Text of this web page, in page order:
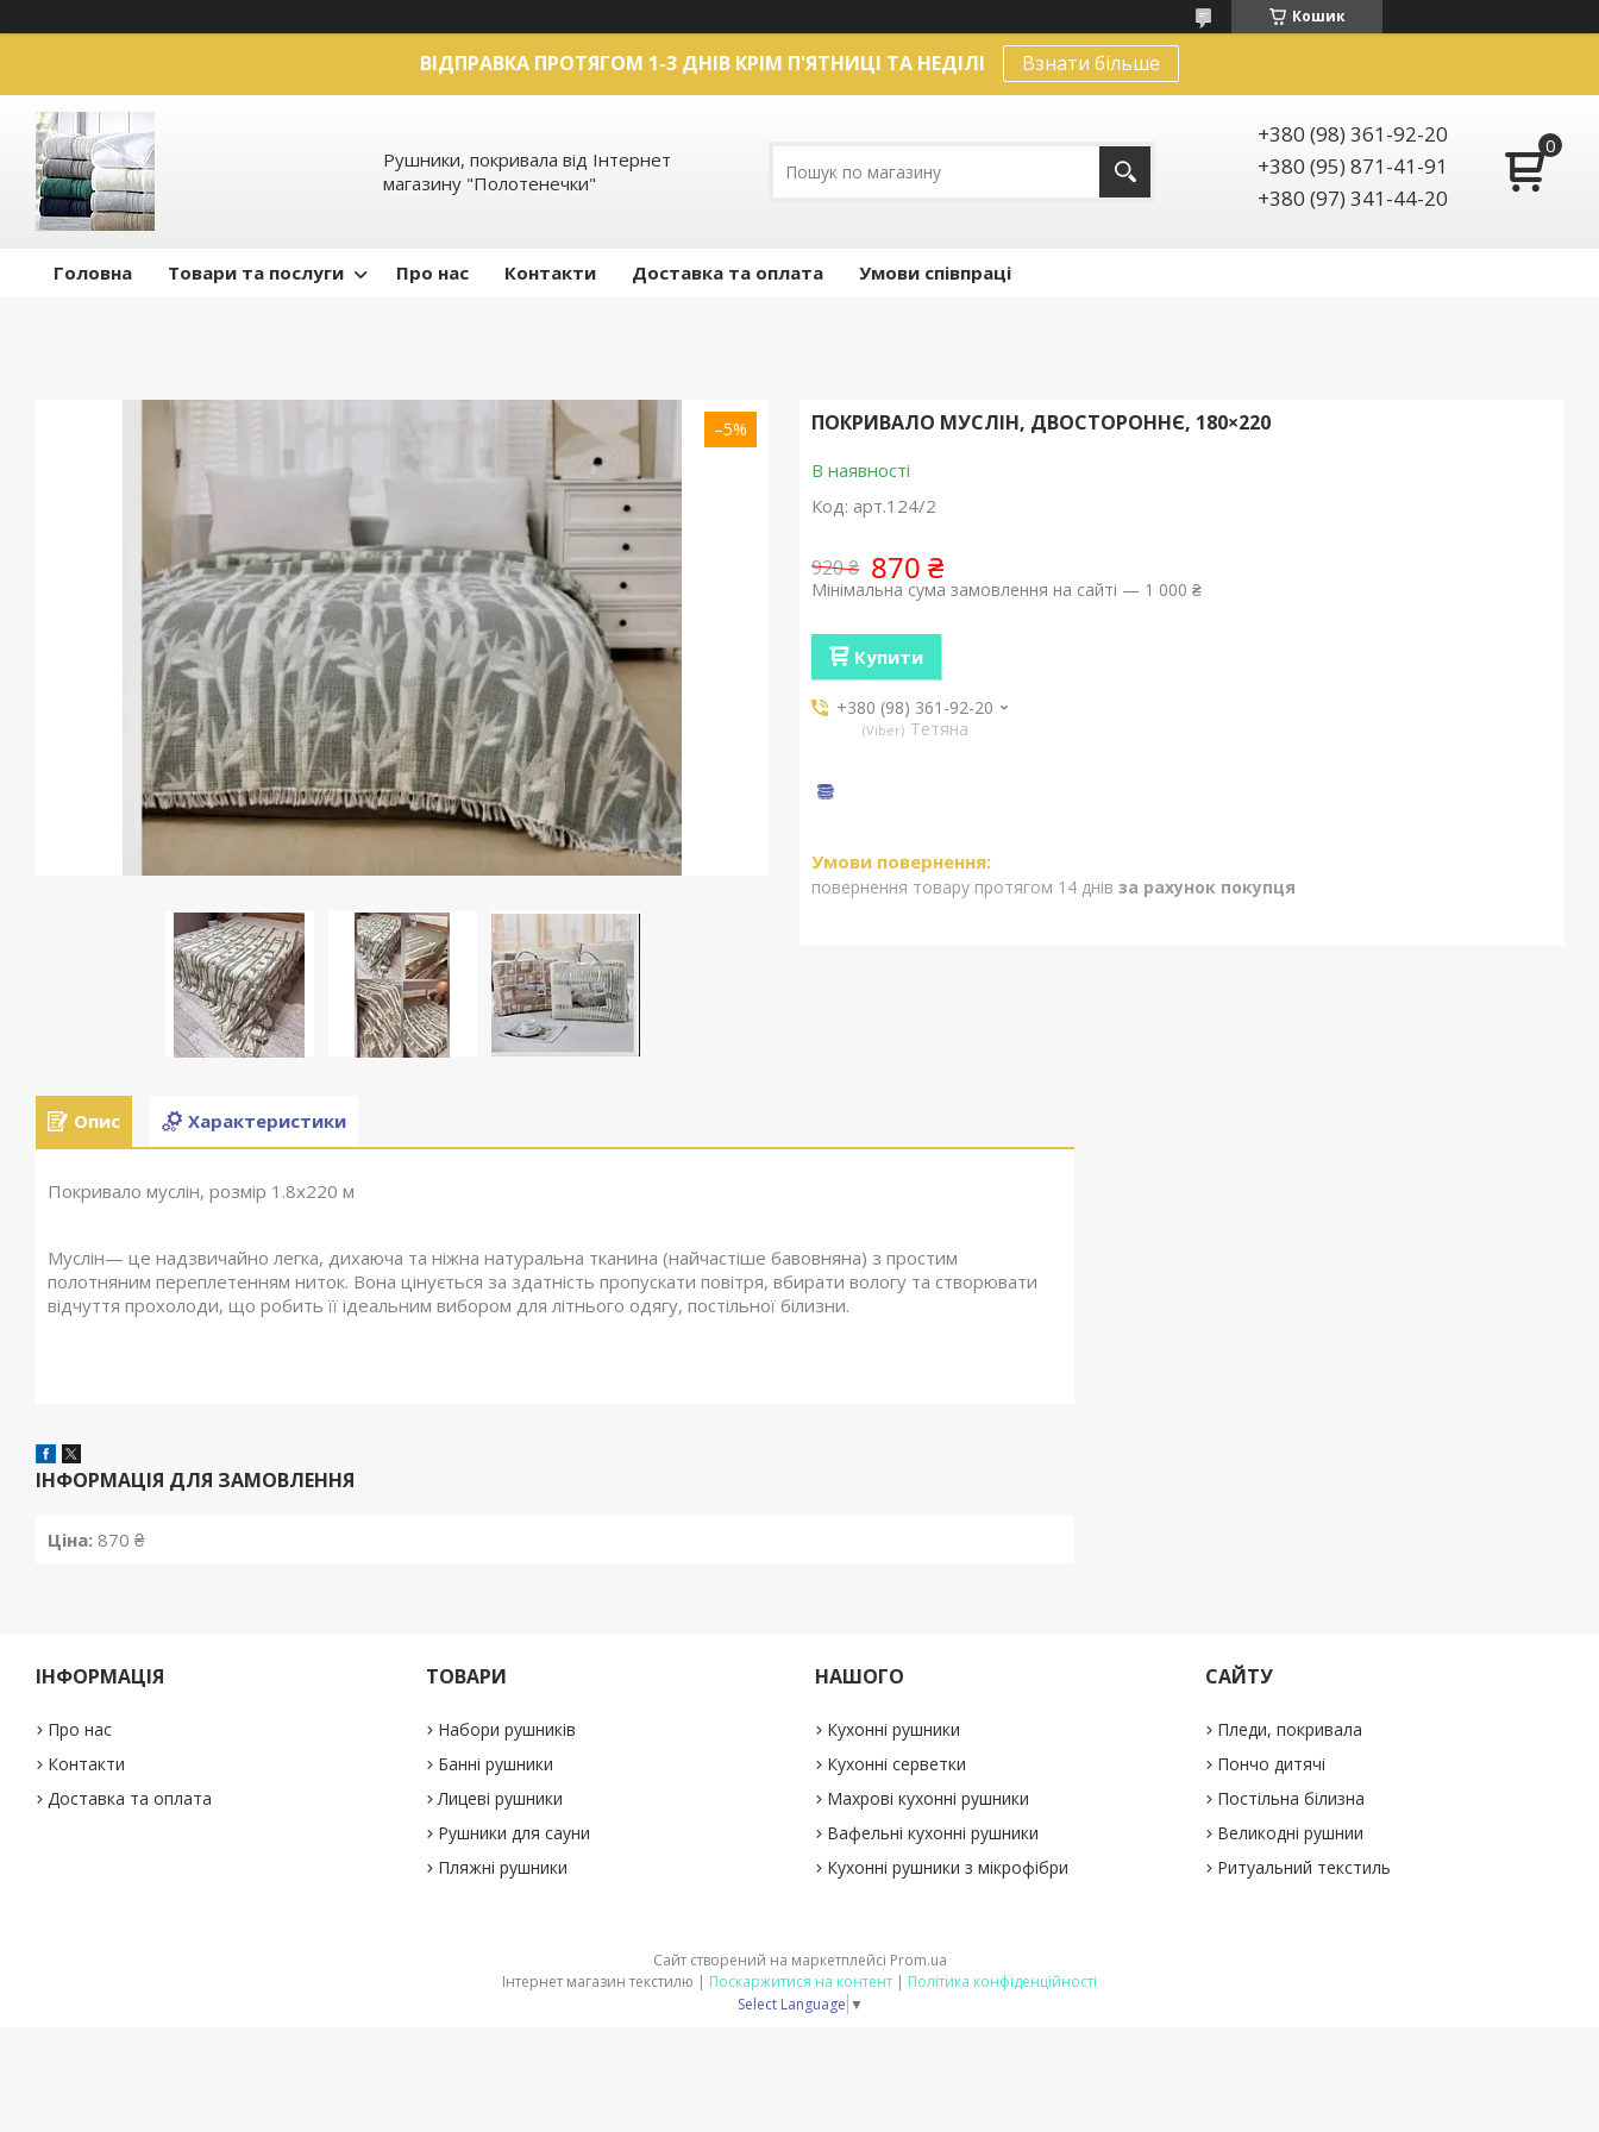
Кошик
ВІДПРАВКА ПРОТЯГОМ 1-3 ДНІВ КРІМ П'ЯТНИЦІ ТА НЕДІЛІ Взнати більше
Рушники, покривала від Інтернет
магазину "Полотенечки"
+380 (98) 361-92-20
+380 (95) 871-41-91
+380 (97) 341-44-20
Головна Товари та послуги Про нас Контакти Доставка та оплата Умови співпраці
–5% ПОКРИВАЛО МУСЛІН, ДВОСТОРОННЄ, 180×220
В наявності
Код: арт.124/2
920 ₴ 870 ₴
Мінімальна сума замовлення на сайті — 1 000 ₴
Купити
+380 (98) 361-92-20
Viber Тетяна
повернення товару протягом 14 днів за рахунок покупця
Опис Характеристики
Покривало муслін, розмір 1.8х220 м
Муслін— це надзвичайно легка, дихаюча та ніжна натуральна тканина (найчастіше бавовняна) з простим
полотняним переплетенням ниток. Вона цінується за здатність пропускати повітря, вбирати вологу та створювати
відчуття прохолоди, що робить її ідеальним вибором для літнього одягу, постільної білизни.
ІНФОРМАЦІЯ ДЛЯ ЗАМОВЛЕННЯ
Ціна: 870 ₴
ІНФОРМАЦІЯ
Про нас
Контакти
Доставка та оплата
ТОВАРИ
Набори рушників
Банні рушники
Лицеві рушники
Рушники для сауни
Пляжні рушники
НАШОГО
Кухонні рушники
Кухонні серветки
Махрові кухонні рушники
Вафельні кухонні рушники
Кухонні рушники з мікрофібри
САЙТУ
Пледи, покривала
Пончо дитячі
Постільна білизна
Великодні рушнии
Ритуальний текстиль
Сайт створений на маркетплейсі Prom.ua
Інтернет магазин текстилю | Поскаржитися на контент | Політика конфіденційності
Select Language ▼